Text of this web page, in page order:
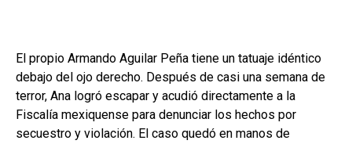
El propio Armando Aguilar Peña tiene un tatuaje idéntico
debajo del ojo derecho. Después de casi una semana de
terror, Ana logró escapar y acudió directamente a la
Fiscalía mexiquense para denunciar los hechos por
secuestro y violación. El caso quedó en manos de